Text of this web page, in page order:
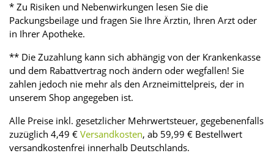
* Zu Risiken und Nebenwirkungen lesen Sie die
Packungsbeilage und fragen Sie Ihre Ärztin, Ihren Arzt oder
in Ihrer Apotheke.
** Die Zuzahlung kann sich abhängig von der Krankenkasse
und dem Rabattvertrag noch ändern oder wegfallen! Sie
zahlen jedoch nie mehr als den Arzneimittelpreis, der in
unserem Shop angegeben ist.
Alle Preise inkl. gesetzlicher Mehrwertsteuer, gegebenenfalls
zuzüglich 4,49 € Versandkosten, ab 59,99 € Bestellwert
versandkostenfrei innerhalb Deutschlands.